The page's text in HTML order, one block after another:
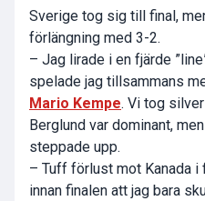
Sverige tog sig till final,
förlängning med 3-2.
– Jag lirade i en fjärde
spelade jag tillsammans
Mario Kempe. Vi tog
Berglund var dominant,
steppade upp.
– Tuff förlust mot Kanada
innan finalen att jag bara